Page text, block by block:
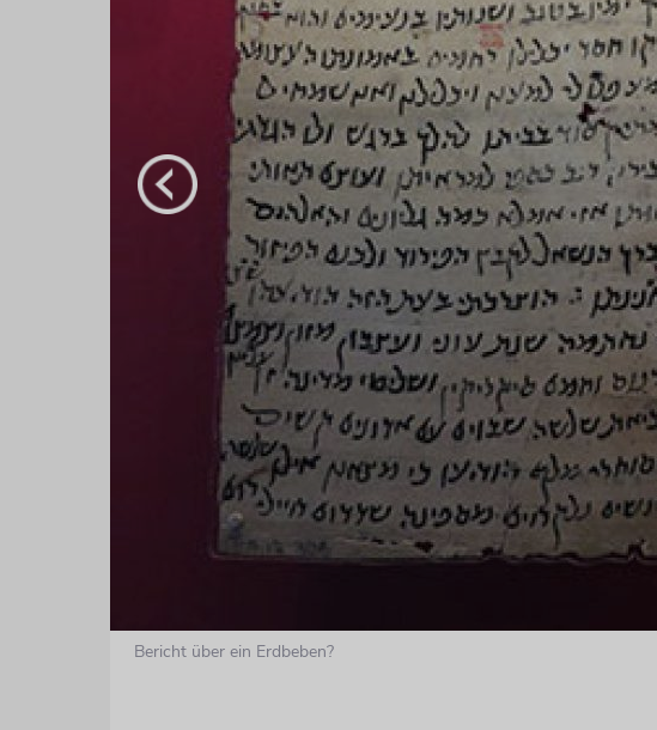
Bericht über ein Erdbeben?